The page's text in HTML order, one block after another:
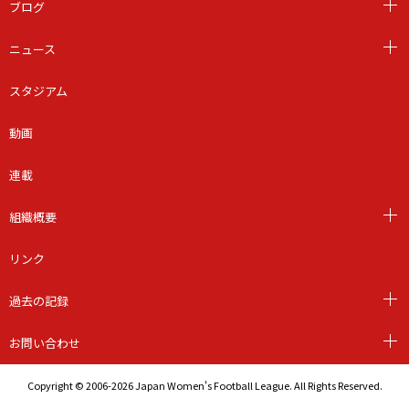
ブログ
ニュース
スタジアム
動画
連載
組織概要
リンク
過去の記録
お問い合わせ
Copyright © 2006-2026 Japan Women's Football League. All Rights Reserved.